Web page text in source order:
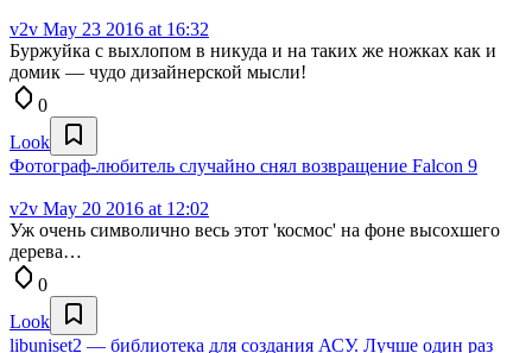
v2v May 23 2016 at 16:32
Буржуйка с выхлопом в никуда и на таких же ножках как и
домик — чудо дизайнерской мысли!
0
Look
Фотограф-любитель случайно снял возвращение Falcon 9
v2v May 20 2016 at 12:02
Уж очень символично весь этот 'космос' на фоне высохшего
дерева…
0
Look
libuniset2 — библиотека для создания АСУ. Лучше один раз